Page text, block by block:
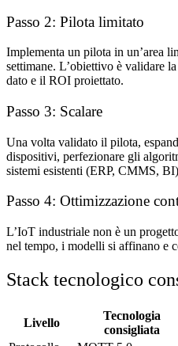
Passo 2: Pilota limitato
Implementa un pilota in un’area
settimane. L’obiettivo è validare
dato e il ROI proiettato.
Passo 3: Scalare
Una volta validato il pilota,
dispositivi, perfezionare gli
sistemi esistenti (ERP, CMMS,
Passo 4: Ottimizzazione
L’IoT industriale non è un
nel tempo, i modelli si affinano e
Stack tecnologico
Livello
Tecnologia
consigliata